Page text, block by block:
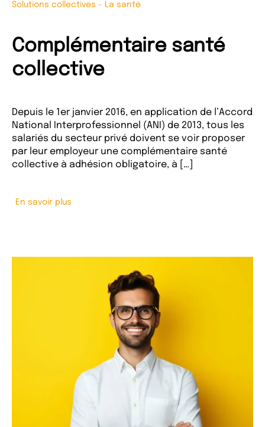
Solutions collectives - La santé
Complémentaire santé
collective
Depuis le 1er janvier 2016, en application de l’Accord
National Interprofessionnel (ANI) de 2013, tous les
salariés du secteur privé doivent se voir proposer
par leur employeur une complémentaire santé
collective à adhésion obligatoire, à […]
En savoir plus